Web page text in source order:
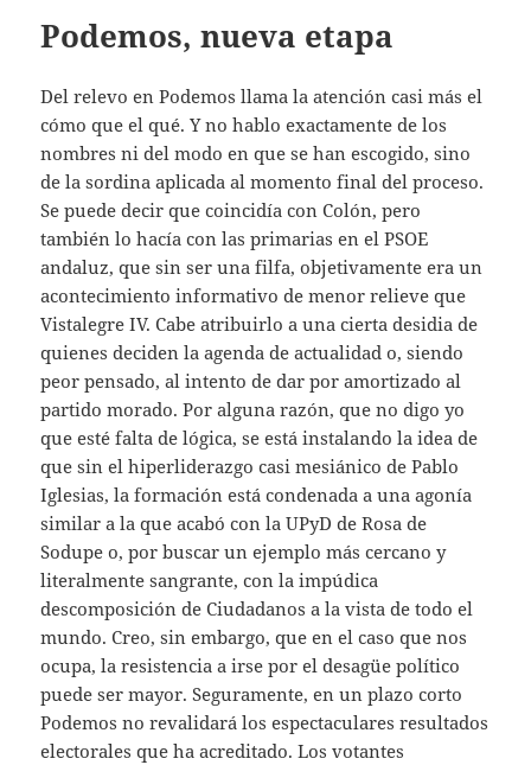
Podemos, nueva etapa
Del relevo en Podemos llama la atención casi más el
cómo que el qué. Y no hablo exactamente de los
nombres ni del modo en que se han escogido, sino
de la sordina aplicada al momento final del proceso.
Se puede decir que coincidía con Colón, pero
también lo hacía con las primarias en el PSOE
andaluz, que sin ser una filfa, objetivamente era un
acontecimiento informativo de menor relieve que
Vistalegre IV. Cabe atribuirlo a una cierta desidia de
quienes deciden la agenda de actualidad o, siendo
peor pensado, al intento de dar por amortizado al
partido morado. Por alguna razón, que no digo yo
que esté falta de lógica, se está instalando la idea de
que sin el hiperliderazgo casi mesiánico de Pablo
Iglesias, la formación está condenada a una agonía
similar a la que acabó con la UPyD de Rosa de
Sodupe o, por buscar un ejemplo más cercano y
literalmente sangrante, con la impúdica
descomposición de Ciudadanos a la vista de todo el
mundo. Creo, sin embargo, que en el caso que nos
ocupa, la resistencia a irse por el desagüe político
puede ser mayor. Seguramente, en un plazo corto
Podemos no revalidará los espectaculares resultados
electorales que ha acreditado. Los votantes